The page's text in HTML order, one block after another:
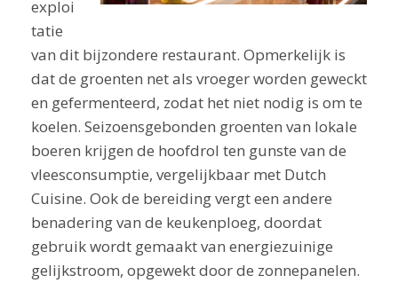
exploi
tatie
van dit bijzondere restaurant. Opmerkelijk is
dat de groenten net als vroeger worden geweckt
en gefermenteerd, zodat het niet nodig is om te
koelen. Seizoensgebonden groenten van lokale
boeren krijgen de hoofdrol ten gunste van de
vleesconsumptie, vergelijkbaar met Dutch
Cuisine. Ook de bereiding vergt een andere
benadering van de keukenploeg, doordat
gebruik wordt gemaakt van energiezuinige
gelijkstroom, opgewekt door de zonnepanelen.